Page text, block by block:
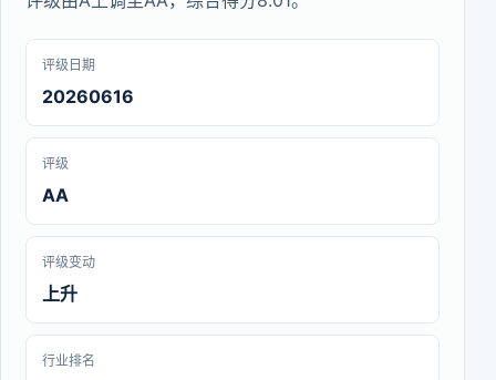
评级日期
20260616
评级
AA
评级变动
上升
行业排名